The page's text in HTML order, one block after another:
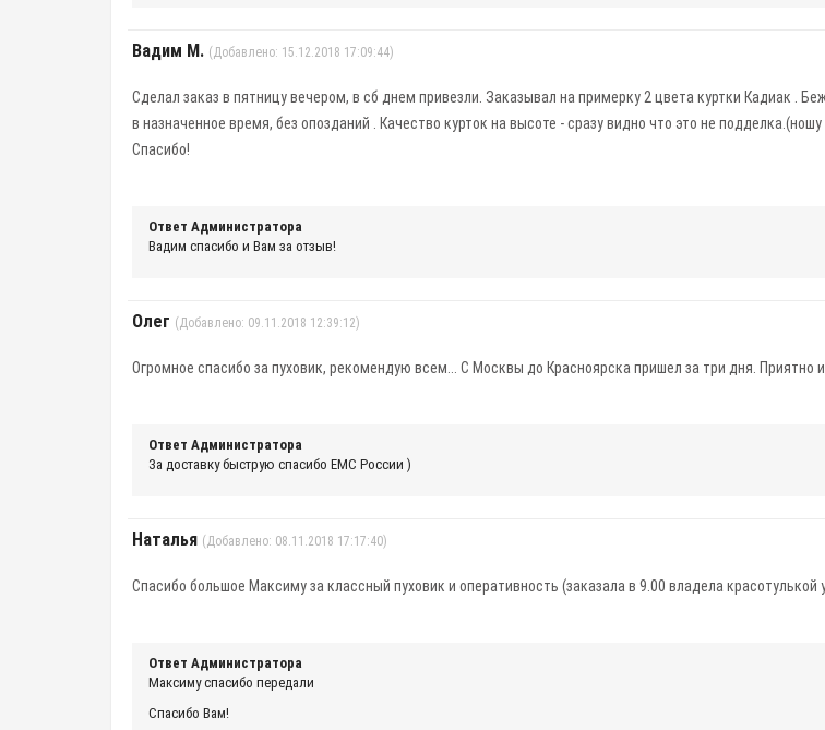
Вадим М. (Добавлено: 15.12.2018 17:09:44)
Сделал заказ в пятницу вечером, в сб днем привезли. Заказывал на примерку 2 цвета куртки Кадиак .
в назначенное время, без опозданий . Качество курток на высоте - сразу видно что это не
Спасибо!
Ответ Администратора
Вадим спасибо и Вам за отзыв!
Олег (Добавлено: 09.11.2018 12:39:12)
Огромное спасибо за пуховик, рекомендую всем... С Москвы до Красноярска пришел за три дня. Приятно
Ответ Администратора
За доставку быструю спасибо ЕМС России )
Наталья (Добавлено: 08.11.2018 17:17:40)
Спасибо большое Максиму за классный пуховик и оперативность (заказала в 9.00 владела
Ответ Администратора
Максиму спасибо передали
Спасибо Вам!